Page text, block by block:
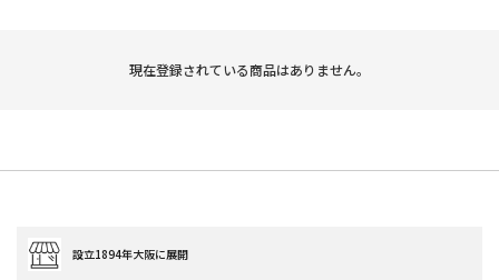
現在登録されている商品はありません。
設立1894年大阪に展開